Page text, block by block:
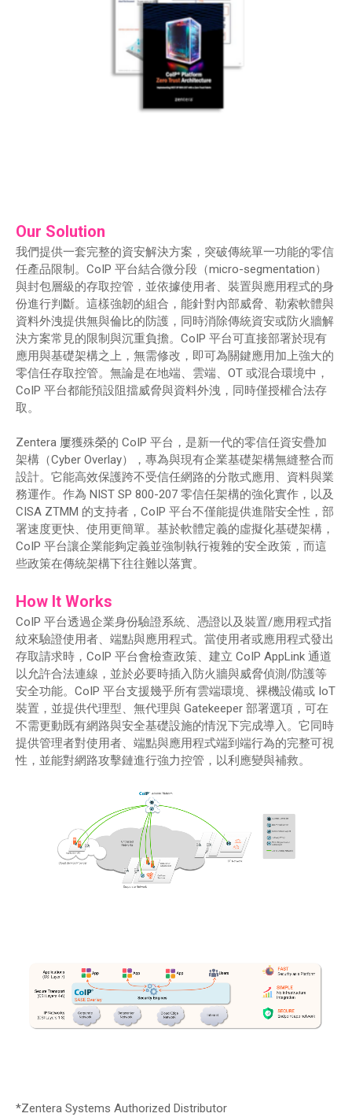
Our Solution
我們提供一套完整的資安解決方案，突破傳統單一功能的零信
任產品限制。CoIP 平台結合微分段（micro-segmentation）
與封包層級的存取控管，並依據使用者、裝置與應用程式的身
份進行判斷。這樣強韌的組合，能針對內部威脅、勒索軟體與
資料外洩提供無與倫比的防護，同時消除傳統資安或防火牆解
決方案常見的限制與沉重負擔。CoIP 平台可直接部署於現有
應用與基礎架構之上，無需修改，即可為關鍵應用加上強大的
零信任存取控管。無論是在地端、雲端、OT 或混合環境中，
CoIP 平台都能預設阻擋威脅與資料外洩，同時僅授權合法存
取。
Zentera 屢獲殊榮的 CoIP 平台，是新一代的零信任資安疊加
架構（Cyber Overlay），專為與現有企業基礎架構無縫整合而
設計。它能高效保護跨不受信任網路的分散式應用、資料與業
務運作。作為 NIST SP 800-207 零信任架構的強化實作，以及
CISA ZTMM 的支持者，CoIP 平台不僅能提供進階安全性，部
署速度更快、使用更簡單。基於軟體定義的虛擬化基礎架構，
CoIP 平台讓企業能夠定義並強制執行複雜的安全政策，而這
些政策在傳統架構下往往難以落實。
How It Works
CoIP 平台透過企業身份驗證系統、憑證以及裝置/應用程式指
紋來驗證使用者、端點與應用程式。當使用者或應用程式發出
存取請求時，CoIP 平台會檢查政策、建立 CoIP AppLink 通道
以允許合法連線，並於必要時插入防火牆與威脅偵測/防護等
安全功能。CoIP 平台支援幾乎所有雲端環境、裸機設備或 IoT
裝置，並提供代理型、無代理與 Gatekeeper 部署選項，可在
不需更動既有網路與安全基礎設施的情況下完成導入。它同時
提供管理者對使用者、端點與應用程式端到端行為的完整可視
性，並能對網路攻擊鏈進行強力控管，以利應變與補救。
*Zentera Systems Authorized Distributor